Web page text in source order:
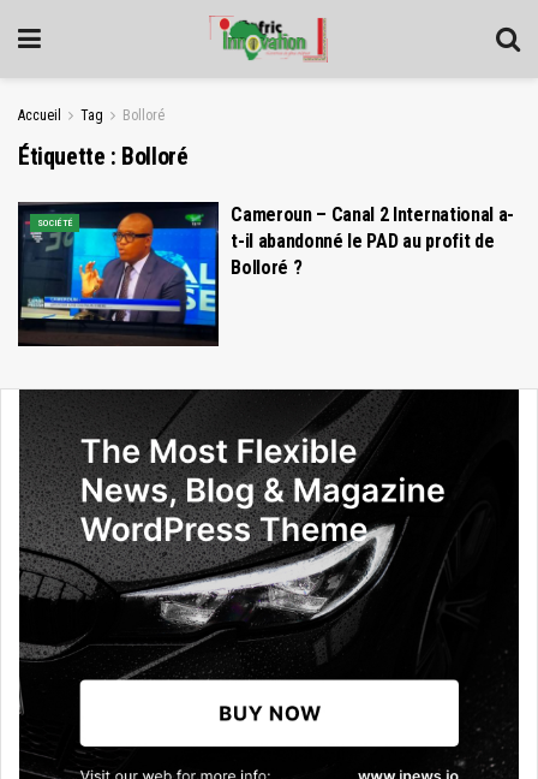
Accueil Tag Bolloré
Étiquette : Bolloré
SOCIÉTÉ
Cameroun – Canal 2 International a-
t-il abandonné le PAD au profit de
Bolloré ?